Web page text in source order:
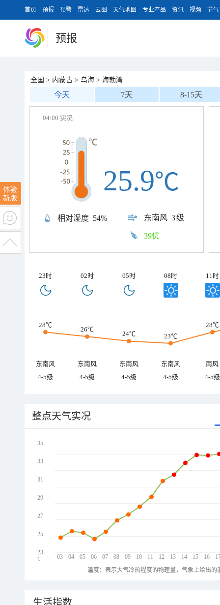
首页 预报 预警 雷达 云图 天气地图 专业产品 资讯 视频 节气
预报
全国 > 内蒙古 > 乌海 > 海勃湾
今天 7天 8-15天
04:00 实况
相对湿度 54% 东南风 3级
25.9℃
39优
23时 02时 05时 08时 11时
28℃
26℃
24℃ 23℃
28℃
东南风 东南风 东南风 东南风
南风
4-5级
4-5级 4-5级 4-5级 4-5级
整点天气实况
03 04 05 06 07 08 09 10 11 12 13 14 15 16
35
33
31
29
27
25
23
℃
温度：表示大气冷热程度的物理量，气象上给出
生活指数